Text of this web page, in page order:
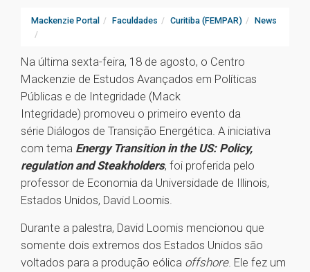
Mackenzie Portal Faculdades Curitiba (FEMPAR) News
Na última sexta-feira, 18 de agosto, o Centro
Mackenzie de Estudos Avançados em Políticas
Públicas e de Integridade (Mack
Integridade) promoveu o primeiro evento da
série Diálogos de Transição Energética. A iniciativa
com tema Energy Transition in the US: Policy,
regulation and Steakholders, foi proferida pelo
professor de Economia da Universidade de Illinois,
Estados Unidos, David Loomis.
Durante a palestra, David Loomis mencionou que
somente dois extremos dos Estados Unidos são
voltados para a produção eólica offshore. Ele fez um